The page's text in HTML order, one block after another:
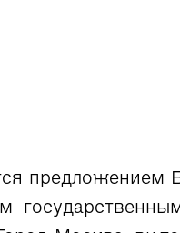
предложением